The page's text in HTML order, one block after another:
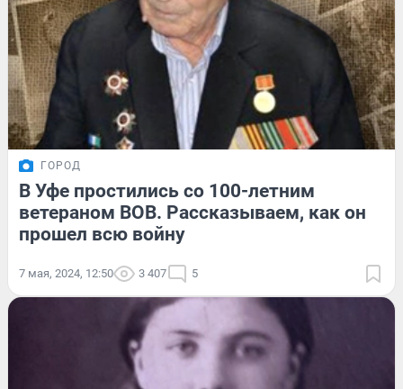
ГОРОД
В Уфе простились со 100-летним
ветераном ВОВ. Рассказываем, как он
прошел всю войну
7 мая, 2024, 12:50 3 407 5